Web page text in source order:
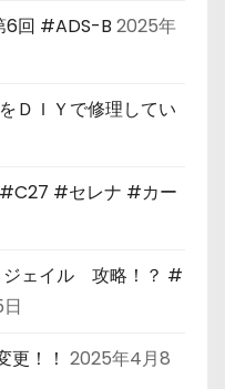
6回 #ADS-B 2025年
ＤＩＹで修理してい
#セレナ #カー
ジェイル 攻略！？ #
更！！ 2025年4月8